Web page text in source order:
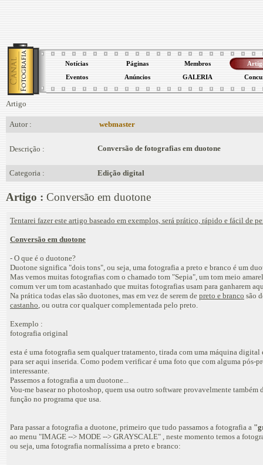
Notícias Páginas Membros
Eventos Anúncios GALERIA
Artigo
Autor : webmaster
Descrição : Conversão de fotografias em duotone
Categoria : Edição digital
Artigo : Conversão em duotone
Tentarei fazer este artigo baseado em exemplos, será prático, rápido e fácil de
Conversão em duotone
- O que é o duotone?
Duotone significa "dois tons", ou seja, uma fotografia a preto e branco é um
Mas vemos muitas fotografias com o chamado tom "Sepia", um tom meio
comum ver um tom acastanhado que muitas fotografias usam para ganharem
Na prática todas elas são duotones, mas em vez de serem de preto e branco são
castanho , ou outra cor qualquer complementada pelo preto.
Exemplo :
fotografia original
esta é uma fotografia sem qualquer tratamento, tirada com uma máquina digital
para ser aqui inserida. Como podem verificar é uma foto que com alguma pós-
interessante.
Passemos a fotografia a um duotone...
Vou-me basear no photoshop, quem usa outro software provavelmente também
função no programa que usa.
Para passar a fotografia a duotone, primeiro que tudo passamos a fotografia a
ao menu "IMAGE --> MODE --> GRAYSCALE" , neste momento temos a
ou seja, uma fotografia normalíssima a preto e branco: